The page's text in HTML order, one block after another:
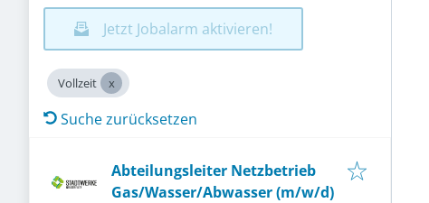
Jetzt Jobalarm aktivieren!
Vollzeit
Suche zurücksetzen
Abteilungsleiter Netzbetrieb
Gas/Wasser/Abwasser (m/w/d)